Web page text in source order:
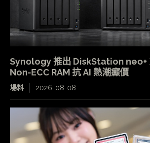
Synology 推出 DiskStation
Non-ECC RAM 抗 AI 熱潮癲價
場料 2026-08-08